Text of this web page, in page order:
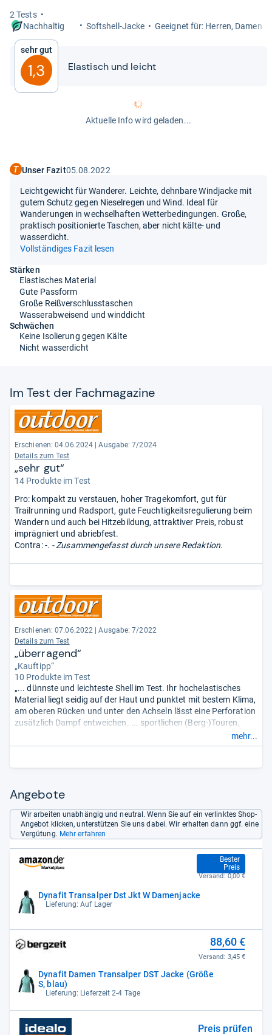
2 Tests
Nachhaltig
Softs­hell-​Jacke Geeig­net für: Her­ren, Damen
Sehr gut
1,3 Elas­tisch und leicht
Aktuelle Info wird geladen...
Unser Fazit05.08.2022
Leichtgewicht für Wanderer. Leichte, dehnbare Windjacke mit
gutem Schutz gegen Nieselregen und Wind. Ideal für
Wanderungen in wechselhaften Wetterbedingungen. Große,
praktisch positionierte Taschen, aber nicht kälte- und
wasserdicht.
Vollständiges Fazit lesen
Stärken
Elastisches Material
Gute Passform
Große Reißverschlusstaschen
Wasserabweisend und winddicht
Schwächen
Keine Isolierung gegen Kälte
Nicht wasserdicht
Im Test der Fach­ma­ga­zine
Erschienen: 04.06.2024
Ausgabe: 7/2024
Details zum Test
„sehr gut“
14 Produkte im Test
Pro: kompakt zu verstauen, hoher Tragekomfort, gut für
Trailrunning und Radsport, gute Feuchtigkeitsregulierung beim
Wandern und auch bei Hitzebildung, attraktiver Preis, robust
imprägniert und abriebfest.
Contra: -. - Zusammengefasst durch unsere Redaktion.
Erschienen: 07.06.2022
Ausgabe: 7/2022
Details zum Test
„überragend“
„Kauftipp“
10 Produkte im Test
„... dünnste und leichteste Shell im Test. Ihr hochelastisches
Material liegt seidig auf der Haut und punktet mit bestem Klima,
am oberen Rücken und unter den Achseln lässt eine Perforation
zusätzlich Dampf entweichen. ... sportlichen (Berg-)Touren,
beim Trailrunning und Biken - zumal sie Wind stark ausbremst,
Niesel rund 30 Minuten lang abperlen lässt und blitzartig
mehr...
Angebote
Wir arbeiten unabhängig und neutral. Wenn Sie auf ein verlinktes Shop-
Angebot klicken, unterstützen Sie uns dabei. Wir erhalten dann ggf. eine
Vergütung. Mehr erfahren
Dynafit Transalper Dst Jkt W Damenjacke
Lieferung: Auf Lager
Bester
Preis
88,60 €
Versand: 0,00 €
Dynafit Damen Transalper DST Jacke (Größe
S, blau)
Lieferung: Lieferzeit 2-4 Tage
88,60 €
Versand: 3,45 €
Preis prüfen